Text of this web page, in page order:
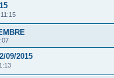
09/2015